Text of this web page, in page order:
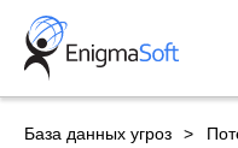
Skip
content
База данных угроз